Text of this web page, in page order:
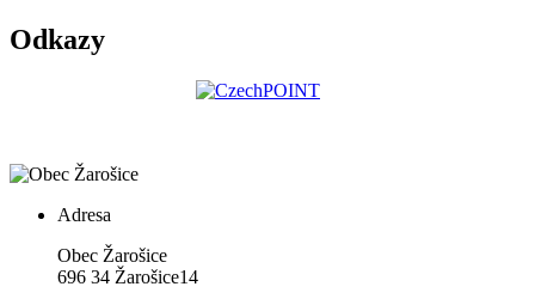
Odkazy
Adresa
Obec Žarošice
696 34 Žarošice14